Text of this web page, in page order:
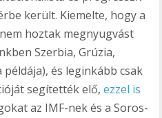
került. Kiemelte, hogy a
hoztak megnyugvást
Szerbia, Grúzia,
és leginkább csak
segítették elő,ezzel is
az IMF-nek és a Soros-